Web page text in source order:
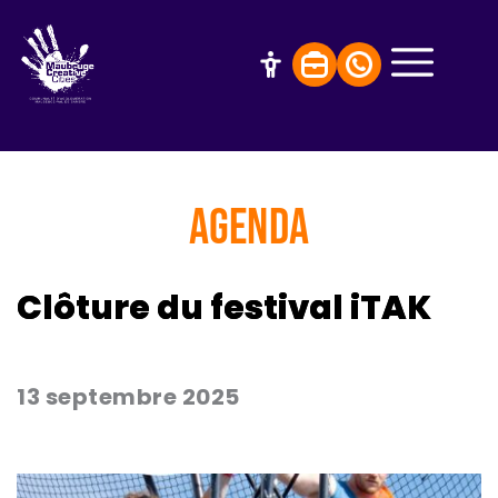
AGENDA
Clôture du festival iTAK
13 septembre 2025